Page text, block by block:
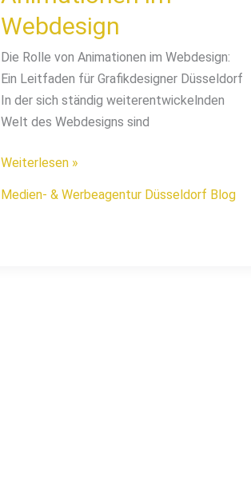
Webdesign
Die Rolle von Animationen im Webdesign:
Ein Leitfaden für Grafikdesigner Düsseldorf
In der sich ständig weiterentwickelnden
Welt des Webdesigns sind
Weiterlesen »
Medien- & Werbeagentur Düsseldorf Blog